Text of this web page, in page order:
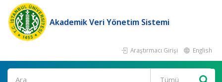
Akademik Veri Yönetim Sistemi
Araştırmacı Girişi English
Ara